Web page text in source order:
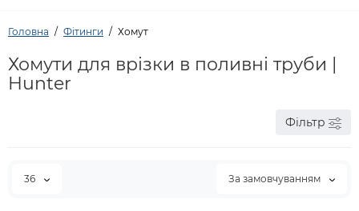
Головна Фітинги Хомут
Хомути для врізки в поливні труби |
Hunter
Фільтр
36 За замовчуванням